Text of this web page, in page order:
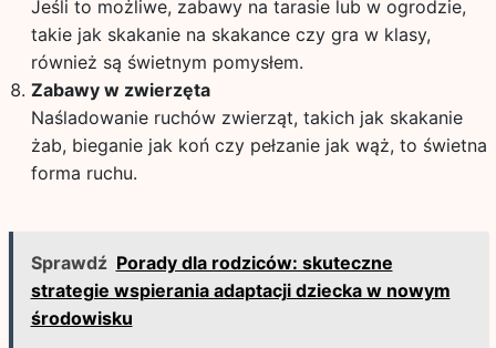
Jeśli to możliwe, zabawy na tarasie lub w ogrodzie,
takie jak skakanie na skakance czy gra w klasy,
również są świetnym pomysłem.
Zabawy w zwierzęta
Naśladowanie ruchów zwierząt, takich jak skakanie
żab, bieganie jak koń czy pełzanie jak wąż, to świetna
forma ruchu.
Sprawdź Porady dla rodziców: skuteczne
strategie wspierania adaptacji dziecka w nowym
środowisku